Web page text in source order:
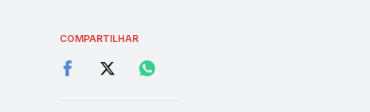
COMPARTILHAR